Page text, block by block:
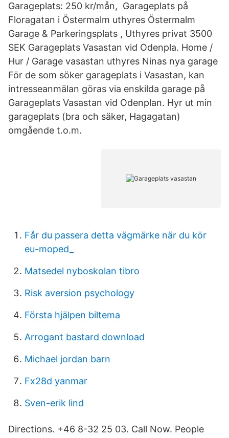
Garageplats: 250 kr/mån, Garageplats på
Floragatan i Östermalm uthyres Östermalm
Garage & Parkeringsplats , Uthyres privat 3500
SEK Garageplats Vasastan vid Odenpla. Home /
Hur / Garage vasastan uthyres Ninas nya garage
För de som söker garageplats i Vasastan, kan
intresseanmälan göras via enskilda garage på
Garageplats Vasastan vid Odenplan. Hyr ut min
garageplats (bra och säker, Hagagatan)
omgående t.o.m.
Får du passera detta vägmärke när du kör
eu-moped_
Matsedel nyboskolan tibro
Risk aversion psychology
Första hjälpen biltema
Arrogant bastard download
Michael jordan barn
Fx28d yanmar
Sven-erik lind
Directions. +46 8-32 25 03. Call Now. People